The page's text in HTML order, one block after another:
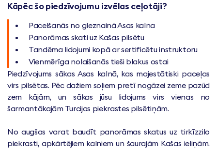
Kāpēc šo piedzīvojumu izvēlas ceļotāji?
Pacelšanās no gleznainā Asas kalna
Panorāmas skati uz Kašas pilsētu
Tandēma lidojumi kopā ar sertificētu instruktoru
Vienmērīga nolaišanās tieši blakus ostai
Piedzīvojums sākas Asas kalnā, kas majestātiski paceļas
virs pilsētas. Pēc dažiem soļiem pretī nogāzei zeme pazūd
zem kājām, un sākas jūsu lidojums virs vienas no
šarmantākajām Turcijas piekrastes pilsētiņām.
No augšas varat baudīt panorāmas skatus uz tirkīzzilo
piekrasti, apkārtējiem kalniem un šaurajām Kašas ieliņām.